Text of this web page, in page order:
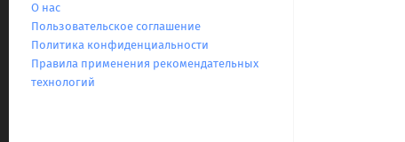
О нас
Пользовательское соглашение
Политика конфиденциальности
Правила применения рекомендательных
технологий